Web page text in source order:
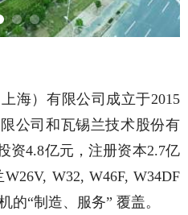
）有限公司成立于2015
公司和瓦锡兰技术股份有
资4.8亿元，注册资本2.7亿
W32, W46F, W34DF
的“制造、服务” 覆盖。